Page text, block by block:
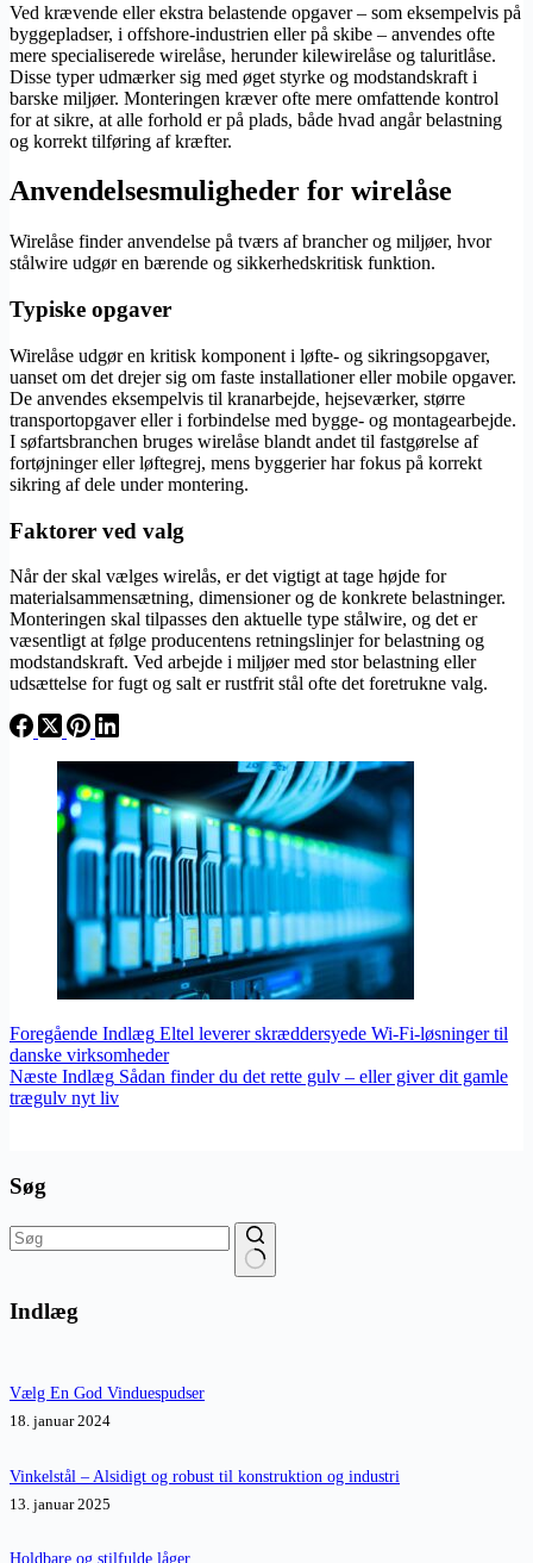
Ved krævende eller ekstra belastende opgaver – som eksempelvis på
byggepladser, i offshore-industrien eller på skibe – anvendes ofte
mere specialiserede wirelåse, herunder kilewirelåse og taluritlåse.
Disse typer udmærker sig med øget styrke og modstandskraft i
barske miljøer. Monteringen kræver ofte mere omfattende kontrol
for at sikre, at alle forhold er på plads, både hvad angår belastning
og korrekt tilføring af kræfter.
Anvendelsesmuligheder for wirelåse
Wirelåse finder anvendelse på tværs af brancher og miljøer, hvor
stålwire udgør en bærende og sikkerhedskritisk funktion.
Typiske opgaver
Wirelåse udgør en kritisk komponent i løfte- og sikringsopgaver,
uanset om det drejer sig om faste installationer eller mobile opgaver.
De anvendes eksempelvis til kranarbejde, hejseværker, større
transportopgaver eller i forbindelse med bygge- og montagearbejde.
I søfartsbranchen bruges wirelåse blandt andet til fastgørelse af
fortøjninger eller løftegrej, mens byggerier har fokus på korrekt
sikring af dele under montering.
Faktorer ved valg
Når der skal vælges wirelås, er det vigtigt at tage højde for
materialsammensætning, dimensioner og de konkrete belastninger.
Monteringen skal tilpasses den aktuelle type stålwire, og det er
væsentligt at følge producentens retningslinjer for belastning og
modstandskraft. Ved arbejde i miljøer med stor belastning eller
udsættelse for fugt og salt er rustfrit stål ofte det foretrukne valg.
Foregående Indlæg Eltel leverer skræddersyede Wi-Fi-løsninger til
danske virksomheder
Næste Indlæg Sådan finder du det rette gulv – eller giver dit gamle
trægulv nyt liv
Søg
resultater
Indlæg
Vælg En God Vinduespudser
18. januar 2024
Vinkelstål – Alsidigt og robust til konstruktion og industri
13. januar 2025
Holdbare og stilfulde låger